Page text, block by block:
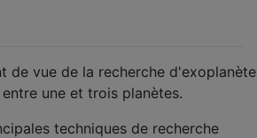
de vue de la recherche
une et trois planètes.
techniques de recherche